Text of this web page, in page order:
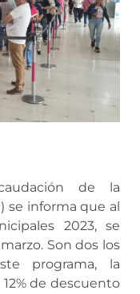
de la
se informa que al
2023, se
Son dos los
programa, la
de descuento